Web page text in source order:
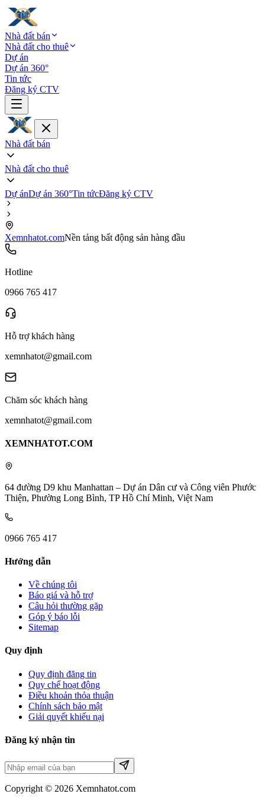
Nhà đất bán
Nhà đất cho thuê
Dự án
Dự án 360°
Tin tức
Đăng ký CTV
Nhà đất bán
Nhà đất cho thuê
Dự ánDự án 360°Tin tứcĐăng ký CTV
Xemnhatot.comNền tảng bất động sản hàng đầu
Hotline
0966 765 417
Hỗ trợ khách hàng
xemnhatot@gmail.com
Chăm sóc khách hàng
xemnhatot@gmail.com
XEMNHATOT.COM
64 đường D9 khu Manhattan – Dự án Dân cư và Công viên Phước
Thiện, Phường Long Bình, TP Hồ Chí Minh, Việt Nam
0966 765 417
Hướng dẫn
Về chúng tôi
Báo giá và hỗ trợ
Câu hỏi thường gặp
Góp ý báo lỗi
Sitemap
Quy định
Quy định đăng tin
Quy chế hoạt động
Điều khoản thỏa thuận
Chính sách bảo mật
Giải quyết khiếu nại
Đăng ký nhận tin
Copyright © 2026 Xemnhatot.com